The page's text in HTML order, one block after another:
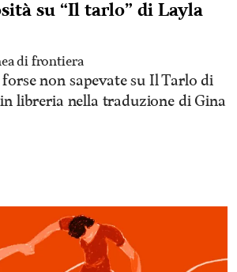
su “Il tarlo” di Layla
di frontiera
forse non sapevate su Il Tarlo di
libreria nella traduzione di Gina